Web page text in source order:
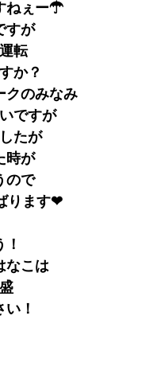
ねぇー☂
すが
転
か？
クのみなみ
ですが
たが
時が
ので
ります❤
なこは
い！